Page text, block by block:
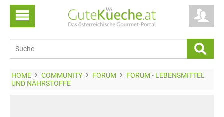
HOME COMMUNITY FORUM
FORUM - LEBENSMITTEL
UND NÄHRSTOFFE